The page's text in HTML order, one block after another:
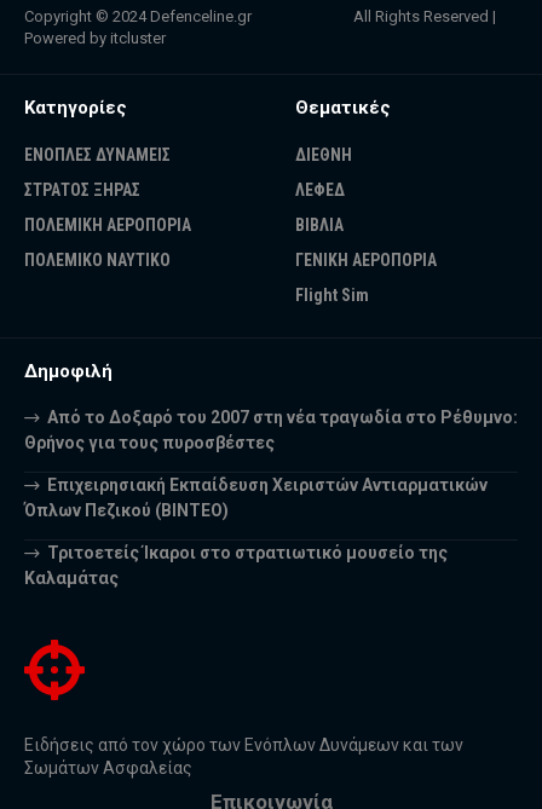
Copyright © 2024 Defenceline.gr All Rights Reserved |
Powered by itcluster
Κατηγορίες
ΕΝΟΠΛΕΣ ΔΥΝΑΜΕΙΣ
ΣΤΡΑΤΟΣ ΞΗΡΑΣ
ΠΟΛΕΜΙΚΗ ΑΕΡΟΠΟΡΙΑ
ΠΟΛΕΜΙΚΟ ΝΑΥΤΙΚΟ
Θεματικές
ΔΙΕΘΝΗ
ΛΕΦΕΔ
ΒΙΒΛΙΑ
ΓΕΝΙΚΗ ΑΕΡΟΠΟΡΙΑ
Flight Sim
Δημοφιλή
Από το Δοξαρό του 2007 στη νέα τραγωδία στο Ρέθυμνο:
Θρήνος για τους πυροσβέστες
Επιχειρησιακή Εκπαίδευση Χειριστών Αντιαρματικών
Όπλων Πεζικού (ΒΙΝΤΕΟ)
Τριτοετείς Ίκαροι στο στρατιωτικό μουσείο της
Καλαμάτας
Ειδήσεις από τον χώρο των Ενόπλων Δυνάμεων και των
Σωμάτων Ασφαλείας
Επικοινωνία